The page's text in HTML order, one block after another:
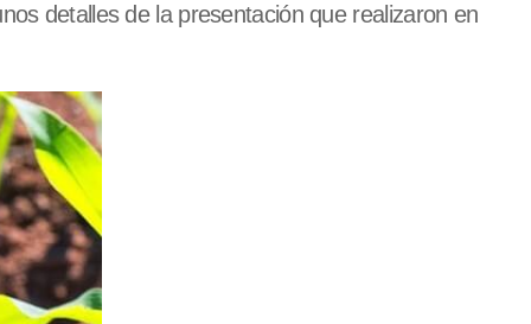
detalles de la presentación que realizaron en